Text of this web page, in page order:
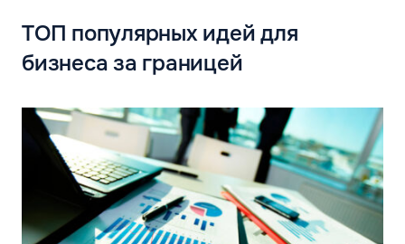
ТОП популярных идей для
бизнеса за границей